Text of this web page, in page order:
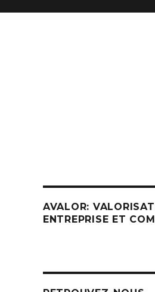
AVALOR:
ENTREPRISE ET